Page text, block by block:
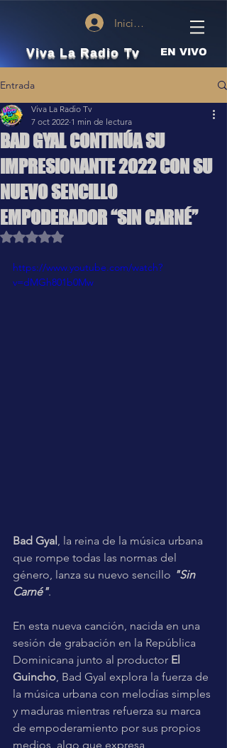
Iniciar sesión
Viva La Radio Tv EN VIVO
Entrada
BAD GYAL CONTINÚA SU
IMPRESIONANTE 2022 CON SU
NUEVO SENCILLO
EMPODERADOR “SIN CARNÉ”
Viva La Radio Tv
7 oct 2022 1 min de lectura
Obtuvo NaN de 5 estrellas.
https://www.youtube.com/watch?
v=dMGh801b0Mw
Bad Gyal , la reina de la música urbana
que rompe todas las normas del
género, lanza su nuevo sencillo "Sin
Carné".
En esta nueva canción, nacida en una
sesión de grabación en la República
Dominicana junto al productor El
Guincho , Bad Gyal explora la fuerza de
la música urbana con melodías simples
y maduras mientras refuerza su marca
de empoderamiento por sus propios
medios, algo que expresa